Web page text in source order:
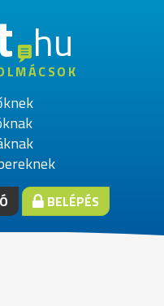
hu
BELÉPÉS